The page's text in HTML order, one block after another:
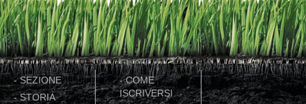
-SEZIONE
-STORIA
-COME
ISCRIVERSI